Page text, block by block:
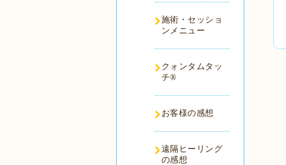
施術・セッショ
ンメニュー
クォンタムタッ
チ®️
お客様の感想
遠隔ヒーリング
の感想